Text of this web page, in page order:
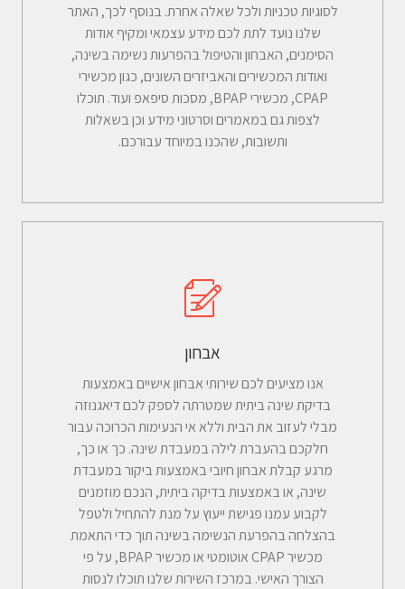
לסוגיות טכניות ולכל שאלה אחרת. בנוסף לכך, האתר
שלנו נועד לתת לכם מידע עצמאי ומקיף אודות
הסימנים, האבחון והטיפול בהפרעות נשימה בשינה,
ואודות המכשירים והאביזרים השונים, כגון מכשירי
CPAP, מכשירי BPAP, מסכות סיפאפ ועוד. תוכלו
לצפות גם במאמרים וסרטוני מידע וכן בשאלות
ותשובות, שהכנו במיוחד עבורכם.
אבחון
אנו מציעים לכם שירותי אבחון אישיים באמצעות
בדיקת שינה ביתית שמטרתה לספק לכם דיאגנוזה
מבלי לעזוב את הבית וללא אי הנעימות הכרוכה עבור
חלקכם בהעברת לילה במעבדת שינה. כך או כך,
מרגע קבלת אבחון חיובי באמצעות ביקור במעבדת
שינה, או באמצעות בדיקה ביתית, הנכם מוזמנים
לקבוע עמנו פגישת ייעוץ על מנת להתחיל ולטפל
בהצלחה בהפרעת הנשימה בשינה תוך כדי התאמת
מכשיר CPAP אוטומטי או מכשיר BPAP, על פי
הצורך האישי. במרכז השירות שלנו תוכלו לנסות